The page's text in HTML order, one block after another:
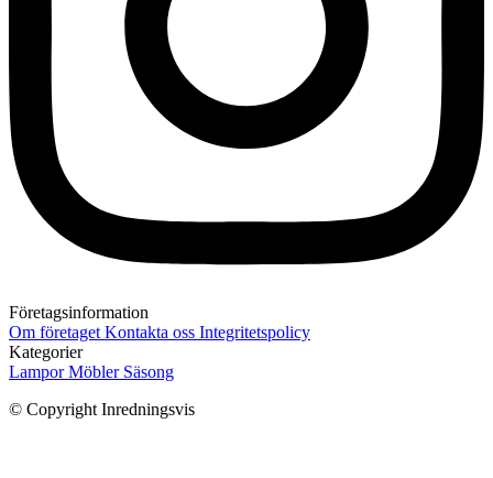
Företagsinformation
Om företaget Kontakta oss Integritetspolicy
Kategorier
LamporMöbler Säsong
© Copyright Inredningsvis